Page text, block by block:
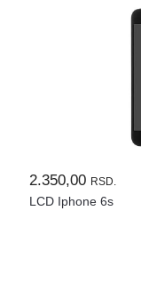
2.350,00 RSD.
LCD Iphone 6s